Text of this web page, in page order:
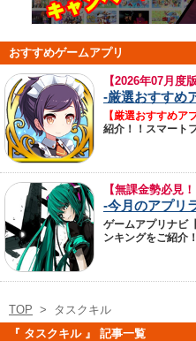
おすすめゲームアプリ
【2026年07月度
-厳選おすすめ
【厳選おすすめア
紹介！！スマート
【無課金勢必見
-今月のアプリ
ゲームアプリナビ
ンキングをご紹介！
TOP >
タスクキル
『 タスクキル 』 記事一覧